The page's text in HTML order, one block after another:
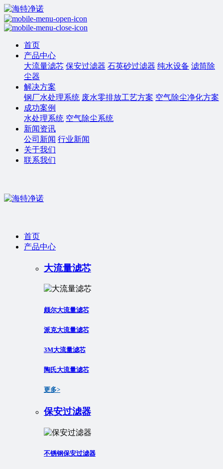
首页
产品中心
大流量滤芯 保安过滤器 石英砂过滤器 纯水设备 滤筒除
尘器
解决方案
钢厂水处理系统 废水零排放工艺方案 空气除尘净化方案
成功案例
水处理系统 空气除尘系统
新闻资讯
公司新闻 行业新闻
关于我们
联系我们
首页
产品中心
大流量滤芯
颇尔大流量滤芯
派克大流量滤芯
3M大流量滤芯
陶氏大流量滤芯
更多>
保安过滤器
不锈钢保安过滤器